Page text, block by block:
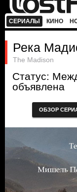
СЕРИАЛЫ КИНО
Река
The Madison
Статус:
объявлена
ОБЗОР